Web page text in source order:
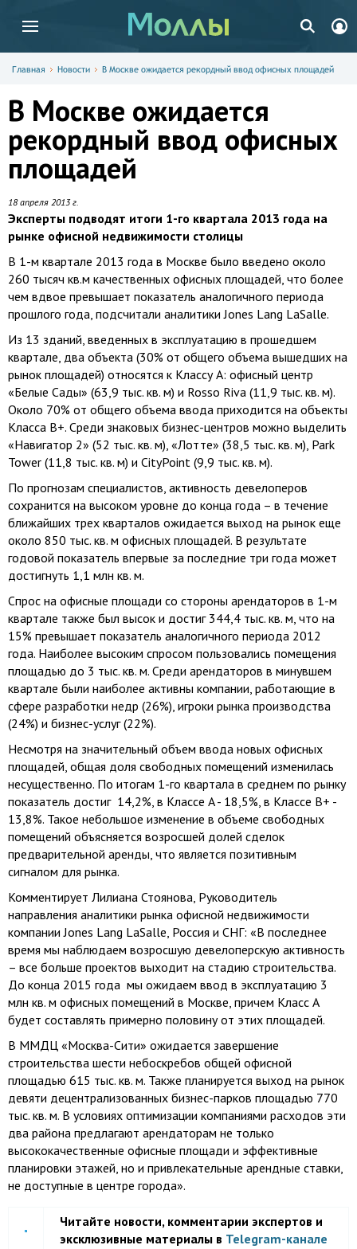
Главная Новости В Москве ожидается рекордный ввод офисных площадей
В Москве ожидается
рекордный ввод офисных
площадей
18 апреля 2013 г.
Эксперты подводят итоги 1-го квартала 2013 года на
рынке офисной недвижимости столицы
В 1-м квартале 2013 года в Москве было введено около
260 тысяч кв.м качественных офисных площадей, что более
чем вдвое превышает показатель аналогичного периода
прошлого года, подсчитали аналитики Jones Lang LaSalle.
Из 13 зданий, введенных в эксплуатацию в прошедшем
квартале, два объекта (30% от общего объема вышедших на
рынок площадей) относятся к Классу A: офисный центр
«Белые Сады» (63,9 тыс. кв. м) и Rosso Riva (11,9 тыс. кв. м).
Около 70% от общего объема ввода приходится на объекты
Класса B+. Среди знаковых бизнес-центров можно выделить
«Навигатор 2» (52 тыс. кв. м), «Лотте» (38,5 тыс. кв. м), Park
Tower (11,8 тыс. кв. м) и CityPoint (9,9 тыс. кв. м).
По прогнозам специалистов, активность девелоперов
сохранится на высоком уровне до конца года – в течение
ближайших трех кварталов ожидается выход на рынок еще
около 850 тыс. кв. м офисных площадей. В результате
годовой показатель впервые за последние три года может
достигнуть 1,1 млн кв. м.
Спрос на офисные площади со стороны арендаторов в 1-м
квартале также был высок и достиг 344,4 тыс. кв. м, что на
15% превышает показатель аналогичного периода 2012
года. Наиболее высоким спросом пользовались помещения
площадью до 3 тыс. кв. м. Среди арендаторов в минувшем
квартале были наиболее активны компании, работающие в
сфере разработки недр (26%), игроки рынка производства
(24%) и бизнес-услуг (22%).
Несмотря на значительный объем ввода новых офисных
площадей, общая доля свободных помещений изменилась
несущественно. По итогам 1-го квартала в среднем по рынку
показатель достиг 14,2%, в Классе A - 18,5%, в Классе B+ -
13,8%. Такое небольшое изменение в объеме свободных
помещений объясняется возросшей долей сделок
предварительной аренды, что является позитивным
сигналом для рынка.
Комментирует Лилиана Стоянова, Руководитель
направления аналитики рынка офисной недвижимости
компании Jones Lang LaSalle, Россия и СНГ: «В последнее
время мы наблюдаем возросшую девелоперскую активность
– все больше проектов выходит на стадию строительства.
До конца 2015 года мы ожидаем ввод в эксплуатацию 3
млн кв. м офисных помещений в Москве, причем Класс А
будет составлять примерно половину от этих площадей.
В ММДЦ «Москва-Сити» ожидается завершение
строительства шести небоскребов общей офисной
площадью 615 тыс. кв. м. Также планируется выход на рынок
девяти децентрализованных бизнес-парков площадью 770
тыс. кв. м. В условиях оптимизации компаниями расходов эти
два района предлагают арендаторам не только
высококачественные офисные площади и эффективные
планировки этажей, но и привлекательные арендные ставки,
не доступные в центре города».
Читайте новости, комментарии экспертов и
эксклюзивные материалы в Telegram-канале